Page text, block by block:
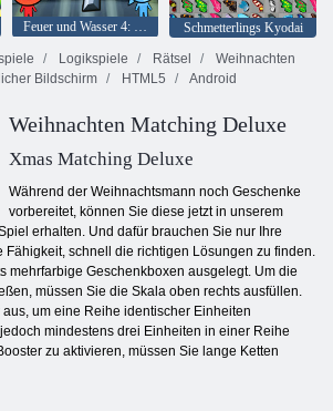
Feuer und Wasser 4: Kristalltempel
Schmetterlings Kyodai
Logikspiele Rätsel
Weihnachten
Bildschirm
HTML5 Android
Weihnachten Matching Deluxe
Xmas Matching Deluxe
Während der Weihnachtsmann noch Geschenke
vorbereitet, können Sie diese jetzt in unserem
erhalten. Und dafür brauchen Sie nur Ihre
Fähigkeit, schnell die richtigen Lösungen zu finden.
mehrfarbige Geschenkboxen ausgelegt. Um die
müssen Sie die Skala oben rechts ausfüllen.
um eine Reihe identischer Einheiten
mindestens drei Einheiten in einer Reihe
zu aktivieren, müssen Sie lange Ketten